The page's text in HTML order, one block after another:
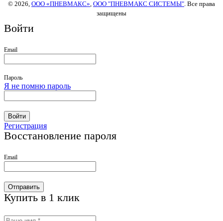
© 2026, ООО «ПНЕВМАКС» ООО "ПНЕВМАКС СИСТЕМЫ" . Все права
защищены
Войти
Email
Пароль
Я не помню пароль
Войти
Регистрация
Восстановление пароля
Email
Отправить
Купить в 1 клик